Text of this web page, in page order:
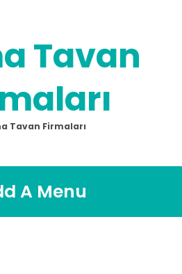
Tavan
Tavan Firmaları
A Menu